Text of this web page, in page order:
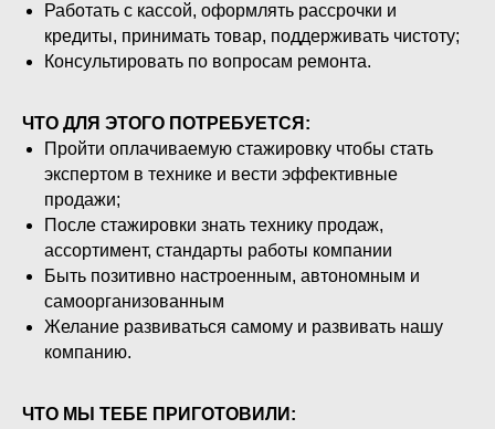
Работать с кассой, оформлять рассрочки и
кредиты, принимать товар, поддерживать чистоту;
Консультировать по вопросам ремонта.
ЧТО ДЛЯ ЭТОГО ПОТРЕБУЕТСЯ:
Пройти оплачиваемую стажировку чтобы стать
экспертом в технике и вести эффективные
продажи;
После стажировки знать технику продаж,
ассортимент, стандарты работы компании
Быть позитивно настроенным, автономным и
самоорганизованным
Желание развиваться самому и развивать нашу
компанию.
ЧТО МЫ ТЕБЕ ПРИГОТОВИЛИ: